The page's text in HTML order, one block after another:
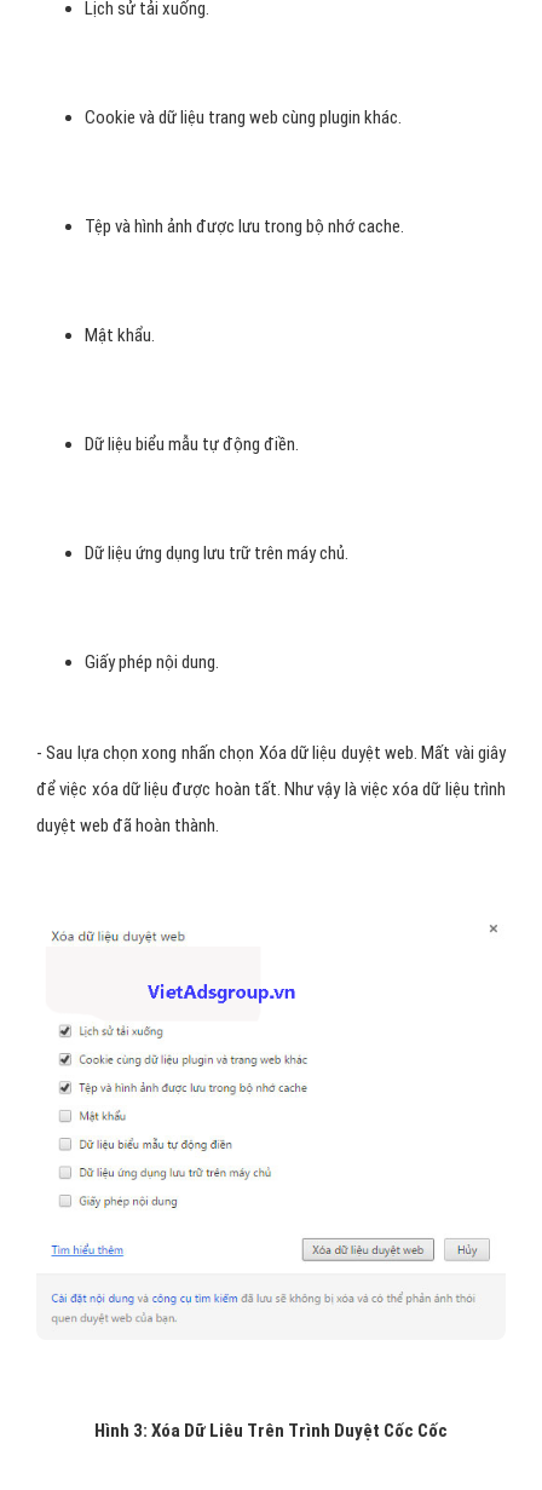
Lịch sử tải xuống.
Cookie và dữ liệu trang web cùng plugin khác.
Tệp và hình ảnh được lưu trong bộ nhớ cache.
Mật khẩu.
Dữ liệu biểu mẫu tự động điền.
Dữ liệu ứng dụng lưu trữ trên máy chủ.
Giấy phép nội dung.
- Sau lựa chọn xong nhấn chọn Xóa dữ liệu duyệt web. Mất vài giây
để việc xóa dữ liệu được hoàn tất. Như vậy là việc xóa dữ liệu trình
duyệt web đã hoàn thành.
Hình 3: Xóa Dữ Liêu Trên Trình Duyệt Cốc Cốc